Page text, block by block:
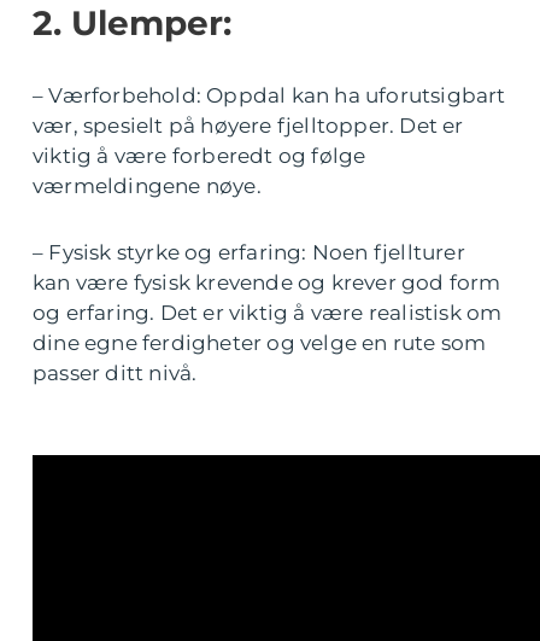
2. Ulemper:
– Værforbehold: Oppdal kan ha uforutsigbart
vær, spesielt på høyere fjelltopper. Det er
viktig å være forberedt og følge
værmeldingene nøye.
– Fysisk styrke og erfaring: Noen fjellturer
kan være fysisk krevende og krever god form
og erfaring. Det er viktig å være realistisk om
dine egne ferdigheter og velge en rute som
passer ditt nivå.